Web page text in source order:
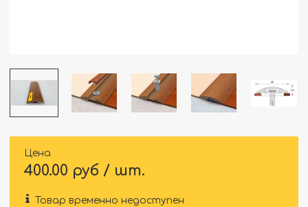
Цена
400.00 руб / шт.
Товар временно недоступен